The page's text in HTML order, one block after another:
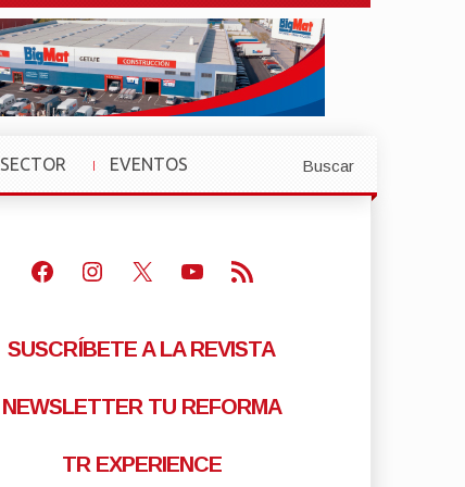
SECTOR
»
EVENTOS
»
Buscar
Facebook
Instagram
X Youtube
Feed RSS
SUSCRÍBETE A LA REVISTA
NEWSLETTER TU REFORMA
TR EXPERIENCE